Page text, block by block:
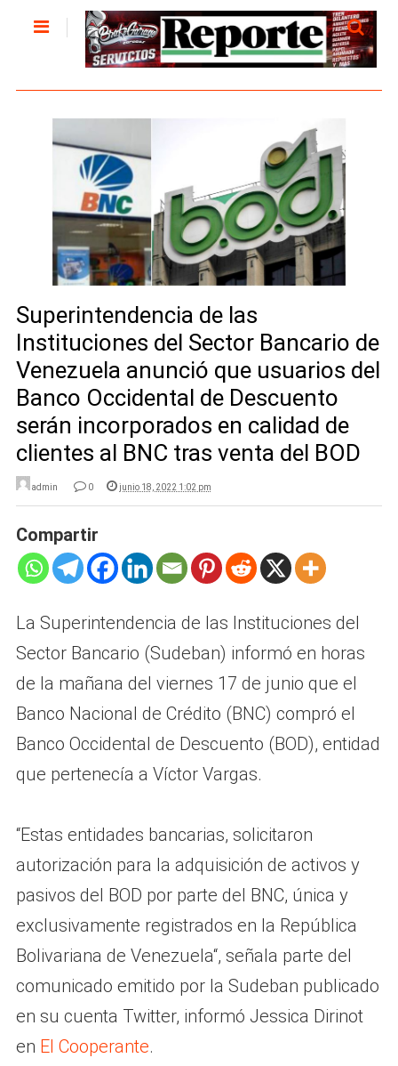
Superintendencia de las
Instituciones del Sector Bancario de
Venezuela anunció que usuarios del
Banco Occidental de Descuento
serán incorporados en calidad de
clientes al BNC tras venta del BOD
admin 0 junio 18, 2022 1:02 pm
Compartir
La Superintendencia de las Instituciones del
Sector Bancario (Sudeban) informó en horas
de la mañana del viernes 17 de junio que el
Banco Nacional de Crédito (BNC) compró el
Banco Occidental de Descuento (BOD), entidad
que pertenecía a Víctor Vargas.
“Estas entidades bancarias, solicitaron
autorización para la adquisición de activos y
pasivos del BOD por parte del BNC, única y
exclusivamente registrados en la República
Bolivariana de Venezuela“, señala parte del
comunicado emitido por la Sudeban publicado
en su cuenta Twitter, informó Jessica Dirinot
en El Cooperante.